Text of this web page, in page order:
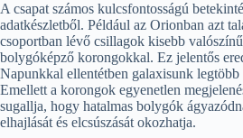
A csapat számos kulcsfontosságú
adatkészletből. Például az Orionban azt
csoportban lévő csillagok kisebb
bolygóképző korongokkal. Ez jelentős
Napunkkal ellentétben galaxisunk
Emellett a korongok egyenetlen
sugallja, hogy hatalmas bolygók
elhajlását és elcsúszását okozhatja.